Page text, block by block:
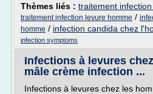
Thèmes liés : traitement
traitement infection levure homme /
homme / infection candida chez
infection symptoms
Infections à levures
mâle crème infection ...
Infections à levures chez les